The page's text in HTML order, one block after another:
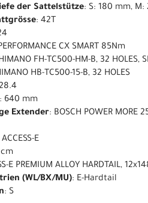
der Sattelstütze: S: 180 mm,
: 42T
CX SMART 85Nm
FH-TC500-HM-B, 32 HOLES,
HB-TC500-15-B, 32 HOLES
: 640 mm
Extender: BOSCH POWER MORE
ACCESS-E
cm
E PREMIUM ALLOY HARDTAIL,
(WL/BX/MU): E-Hardtail
: S